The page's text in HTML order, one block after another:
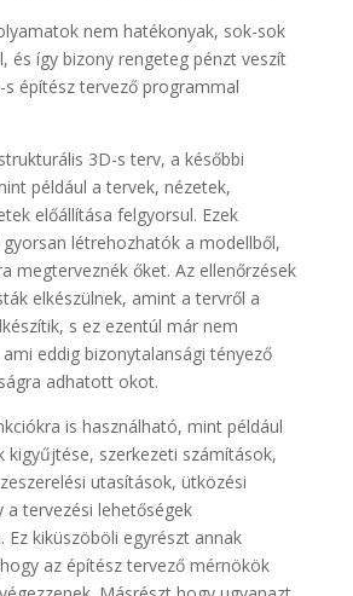
nem hatékonyak, sok-sok
és így bizony rengeteg pénzt veszít
építész tervező programmal
3D-s terv, a későbbi
például a tervek, nézetek,
előállítása felgyorsul. Ezek
létrehozhatók a modellből,
megterveznék őket. Az ellenőrzések
elkészülnek, amint a tervről a
s ez ezentúl már nem
eddig bizonytalansági tényező
adhatott okot.
is használható, mint például
kigyűjtése, szerkezeti számítások,
utasítások, ütközési
a tervezési lehetőségek
Ez kiküszöböli egyrészt annak
az építész tervező mérnökök